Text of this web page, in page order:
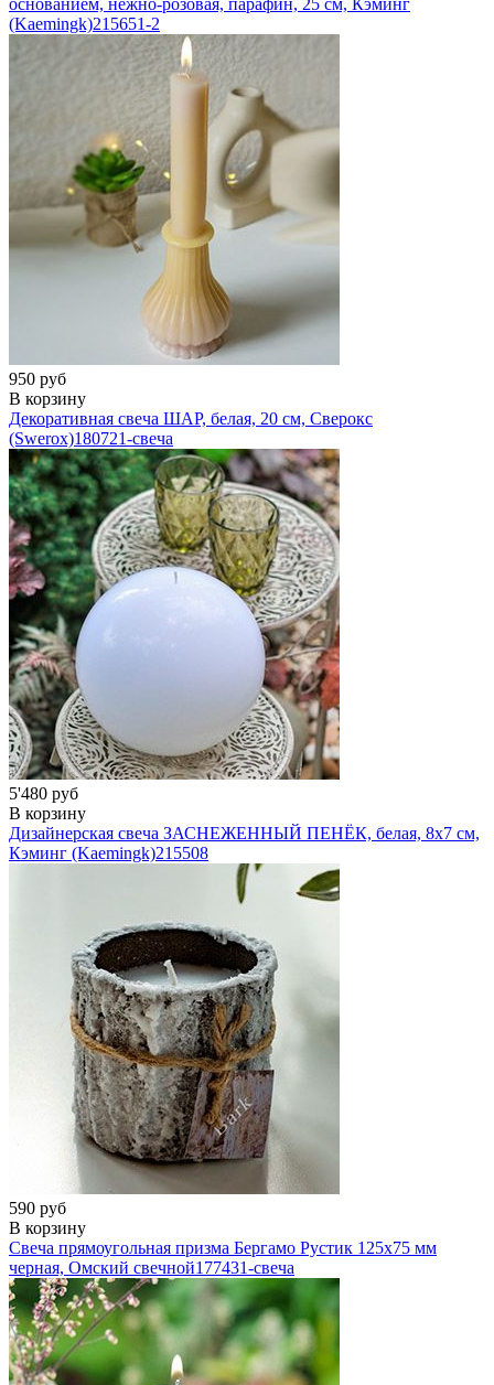
основанием, нежно-розовая, парафин, 25 см, Кэминг
(Kaemingk)215651-2
950 руб
В корзину
Декоративная свеча ШАР, белая, 20 см, Сверокс
(Swerox)180721-свеча
5'480 руб
В корзину
Дизайнерская свеча ЗАСНЕЖЕННЫЙ ПЕНЁК, белая, 8х7 см,
Кэминг (Kaemingk)215508
590 руб
В корзину
Свеча прямоугольная призма Бергамо Рустик 125х75 мм
черная, Омский свечной177431-свеча